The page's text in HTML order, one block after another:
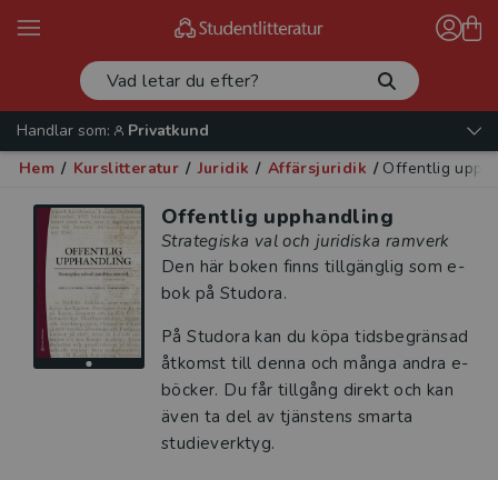
Handlar som:
Privatkund
Hem / Kurslitteratur / Juridik / Affärsjuridik / Offentlig
Offentlig upphandling
Strategiska val och juridiska ramverk
Den här boken finns tillgänglig som e-
bok på Studora.
På Studora kan du köpa tidsbegränsad
åtkomst till denna och många andra e-
böcker. Du får tillgång direkt och kan
även ta del av tjänstens smarta
studieverktyg.